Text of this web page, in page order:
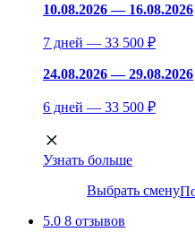
10.08.2026 — 16.08.2026
7 дней — 33 500 ₽
24.08.2026 — 29.08.2026
6 дней — 33 500 ₽
Узнать больше
Выбрать смену
5.0 8 отзывов